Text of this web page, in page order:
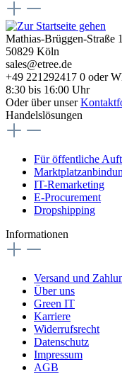
Mathias-Brüggen-Straße
50829 Köln
sales@etree.de
+49 221292417 0 oder
8:30 bis 16:00 Uhr
Oder über unser
Handelslösungen
Für öffentliche
IT-Remarketing
E-Procurement
Dropshipping
Informationen
Versand und
Über uns
Green IT
Karriere
Widerrufsrecht
Datenschutz
Impressum
AGB